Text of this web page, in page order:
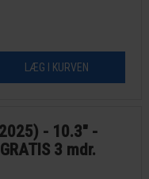
- 10.3" -
3 mdr.